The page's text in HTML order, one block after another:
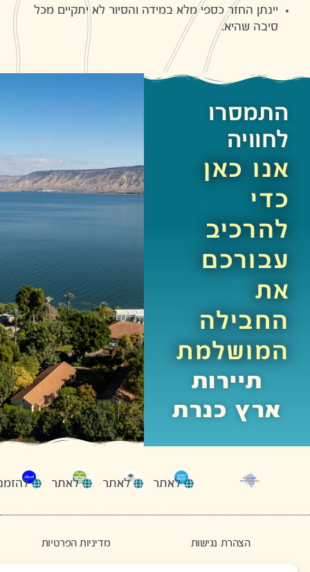
יינתן החזר כספי מלא במידה והסיור לא יתקיים מכל
סיבה שהיא.
התמסרו
לחוויה
אנו כאן
כדי
להרכיב
עבורכם
את
החבילה
המושלמת
תיירות
ארץ כנרת
לאתר לאתר לאתר להזמנות
הצהרת נגישות מדיניות הפרטיות